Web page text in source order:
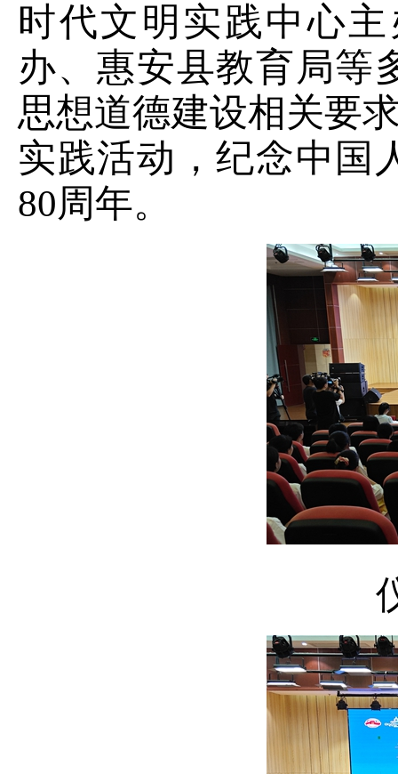
时代文明实践中心
办、惠安县教育局等
思想道德建设相关要
实践活动，纪念中国
80周年。